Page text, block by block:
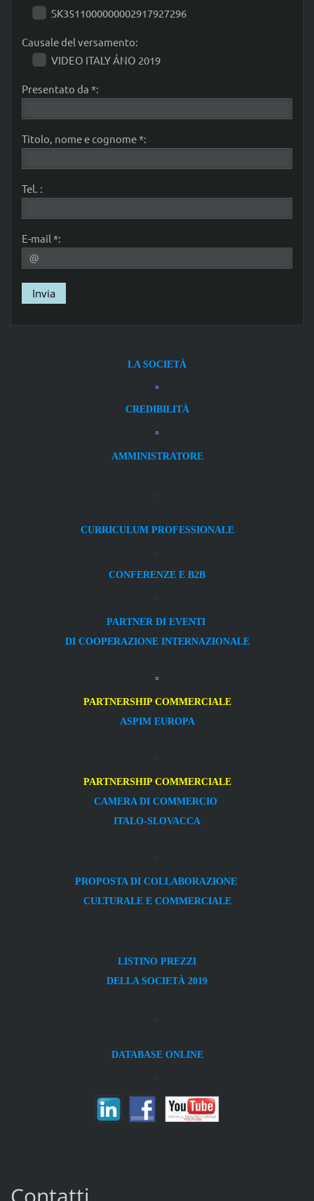
SK3511000000002917927296
Causale del versamento:
VIDEO ITALY ÁNO 2019
Presentato da *:
Titolo, nome e cognome *:
Tel. :
E-mail *:
LA SOCIETÀ
CREDIBILITÀ
AMMINISTRATORE
CURRICULUM PROFESSIONALE
CONFERENZE E B2B
PARTNER DI EVENTI
DI COOPERAZIONE INTERNAZIONALE
PARTNERSHIP COMMERCIALE
ASPIM EUROPA
PARTNERSHIP COMMERCIALE
CAMERA DI COMMERCIO
ITALO-SLOVACCA
PROPOSTA DI COLLABORAZIONE
CULTURALE E COMMERCIALE
LISTINO PREZZI
DELLA SOCIETÀ 2019
DATABASE ONLINE